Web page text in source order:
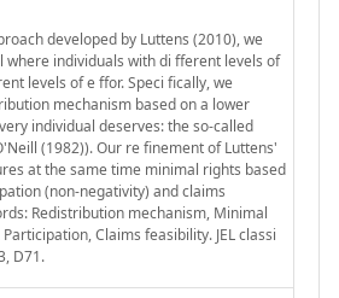
developed by Luttens (2010), we
where individuals with di fferent levels of
levels of e ffor. Speci fically, we
mechanism based on a lower
individual deserves: the so-called
(1982)). Our re finement of Luttens'
at the same time minimal rights based
(non-negativity) and claims
Redistribution mechanism, Minimal
Claims feasibility. JEL classi
D71.